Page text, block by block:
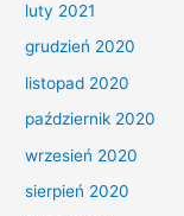
luty 2021
grudzień 2020
listopad 2020
październik 2020
wrzesień 2020
sierpień 2020